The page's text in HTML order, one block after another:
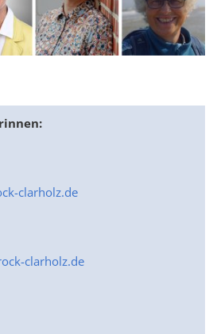
clarholz.de
clarholz.de